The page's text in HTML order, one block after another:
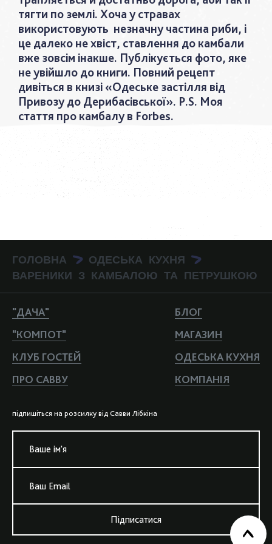
тягти по землі. Хоча у стравах
використовують незначну частина риби, і
це далеко не хвіст, ставлення до камбали
вже зовсім інакше. Публікується фото, яке
не увійшло до книги. Повний рецепт
дивіться в книзі «Одеське застілля від
Привозу до Дерибасівської». P.S. Моя
стаття про камбалу в Forbes.
ГОЛОВНА > ОДЕСЬКА КУХНЯ >
ВАРЕНИКИ З КАМБАЛОЮ ТА ПЕТРУШКОЮ
"ДАЧА"
"КОМПОТ"
КЛУБ ГОСТЕЙ
ПРО САВВУ
БЛОГ
МАГАЗИН
ОДЕСЬКА КУХНЯ
КОМПАНIЯ
пiдпишiться на розсилку вiд Савви Лiбкiна
Ваше iм'я
Ваш Email
Підписатися